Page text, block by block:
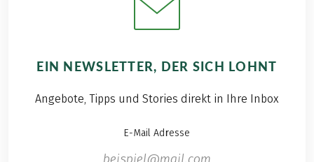
EIN NEWSLETTER, DER SICH LOHNT
Angebote, Tipps und Stories direkt in Ihre Inbox
E-Mail Adresse